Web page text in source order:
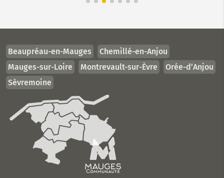
Beaupréau-en-Mauges
Chemillé-en-Anjou
Mauges-sur-Loire
Montrevault-sur-Èvre
Orée-d’Anjou
Sèvremoine